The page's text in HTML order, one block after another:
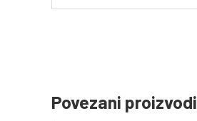
Povezani proizvodi